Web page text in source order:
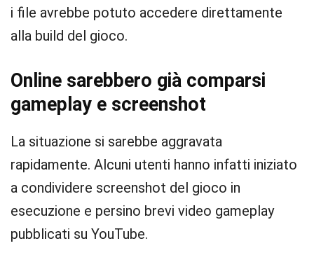
i file avrebbe potuto accedere direttamente
alla build del gioco.
Online sarebbero già comparsi
gameplay e screenshot
La situazione si sarebbe aggravata
rapidamente. Alcuni utenti hanno infatti iniziato
a condividere screenshot del gioco in
esecuzione e persino brevi video gameplay
pubblicati su YouTube.